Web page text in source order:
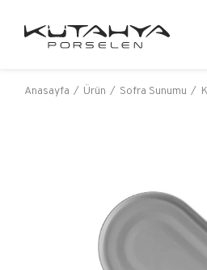
Anasayfa Ürün Sofra Sunumu